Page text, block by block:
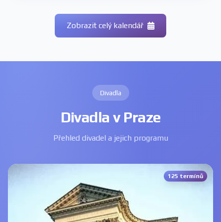
Zobrazit celý kalendář
Divadla
Divadla v Praze
Přehled divadel a jejich programu
125 termínů